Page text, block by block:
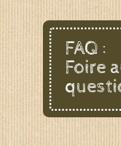
FAQ :
Foire